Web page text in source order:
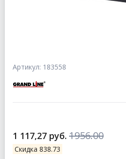
Артикул: 183558
1 117,27 руб. 1956.00
Скидка 838.73